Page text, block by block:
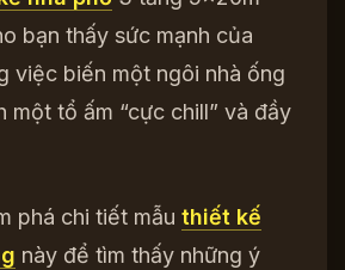
bạn thấy sức mạnh của
việc biến một ngôi nhà ống
một tổ ấm “cực chill” và đầy
phá chi tiết mẫu thiết kế
này để tìm thấy những ý